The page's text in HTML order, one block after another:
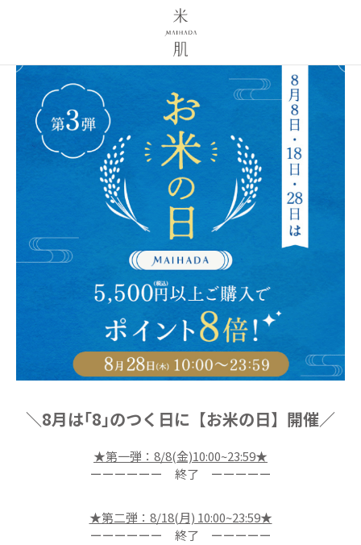
＼8月は｢8｣のつく日に【お米の日】開催／
★第一弾：8/8(金)10:00~23:59★
ーーーーーー 終了 ーーーーー
★第二弾：8/18(月) 10:00~23:59★
ーーーーーー 終了 ーーーーー